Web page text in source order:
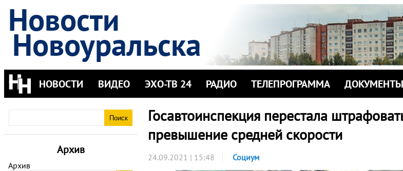
Новости
Новоуральска
НОВОСТИ ВИДЕО ЭХО-ТВ 24 РАДИО ТЕЛЕПРОГРАММА ДОКУМЕНТЫ
Архив
Архив
Госавтоинспекция перестала
превышение средней скорости
24.09.2021 | 15:48 Социум